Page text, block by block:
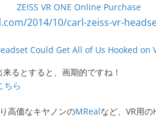
ZEISS VR ONE Online Purchase
Could Get All of Us Hooked on
るとすると、画期的ですね！
ちら
高価なキヤノンのMRealなど、VR用